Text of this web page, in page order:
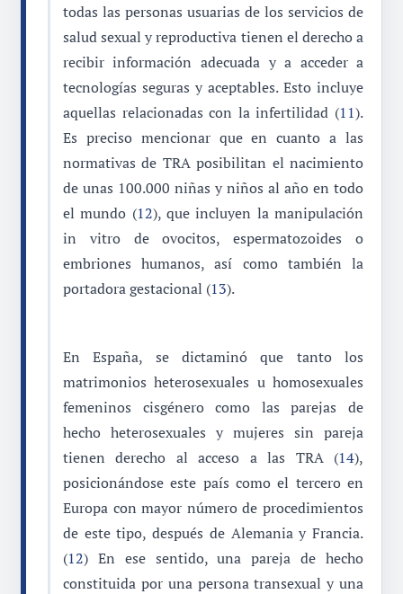
todas las personas usuarias de los servicios de
salud sexual y reproductiva tienen el derecho a
recibir información adecuada y a acceder a
tecnologías seguras y aceptables. Esto incluye
aquellas relacionadas con la infertilidad (11).
Es preciso mencionar que en cuanto a las
normativas de TRA posibilitan el nacimiento
de unas 100.000 niñas y niños al año en todo
el mundo (12), que incluyen la manipulación
in vitro de ovocitos, espermatozoides o
embriones humanos, así como también la
portadora gestacional (13).
En España, se dictaminó que tanto los
matrimonios heterosexuales u homosexuales
femeninos cisgénero como las parejas de
hecho heterosexuales y mujeres sin pareja
tienen derecho al acceso a las TRA (14),
posicionándose este país como el tercero en
Europa con mayor número de procedimientos
de este tipo, después de Alemania y Francia.
(12) En ese sentido, una pareja de hecho
constituida por una persona transexual y una